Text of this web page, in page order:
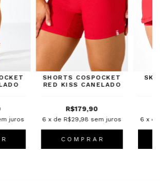
juros
R
SHORTS COSPOCKET
RED KISS CANELADO
R$179,90
6 x de R$29,98 sem juros
C O M P R A R
6 x